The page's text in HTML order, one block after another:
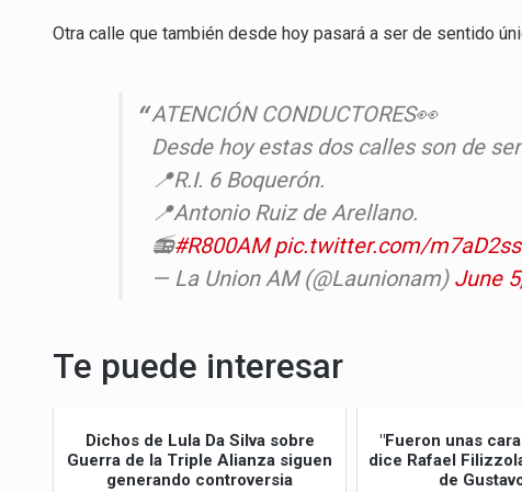
Otra calle que también desde hoy pasará a ser de sentido
ATENCIÓN CONDUCTORES👀
Desde hoy estas dos calles son de
📍R.I. 6 Boquerón.
📍Antonio Ruiz de Arellano.
📻#R800AM pic.twitter.com/
— La Union AM (@Launionam) June
Te puede interesar
Dichos de Lula Da Silva sobre
Guerra de la Triple Alianza siguen
generando controversia
"Fueron unas
dice Rafael
de